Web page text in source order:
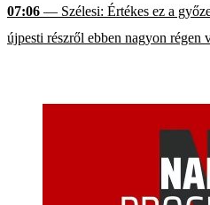
07:06 — Szélesi: Értékes ez a
újpesti részről ebben nagyon régen